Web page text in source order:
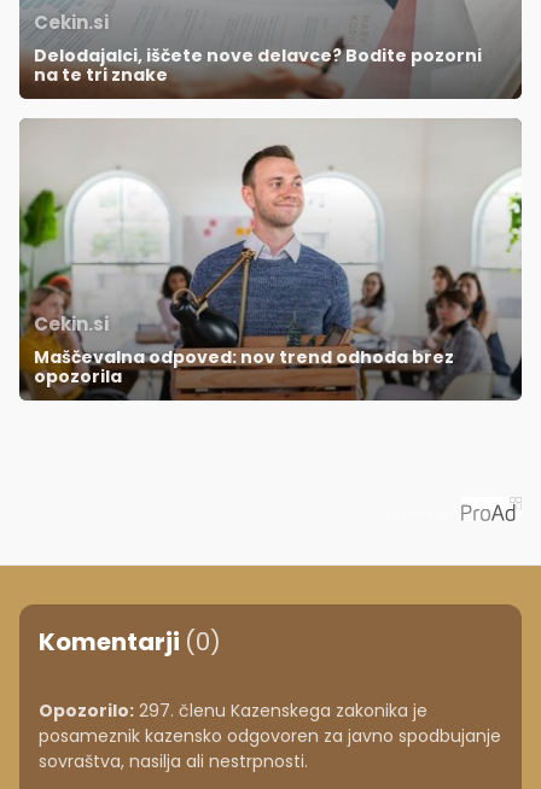
Cekin.si
Delodajalci, iščete nove delavce? Bodite pozorni
na te tri znake
Cekin.si
Maščevalna odpoved: nov trend odhoda brez
opozorila
Komentarji (0)
Opozorilo: 297. členu Kazenskega zakonika je
posameznik kazensko odgovoren za javno spodbujanje
sovraštva, nasilja ali nestrpnosti.